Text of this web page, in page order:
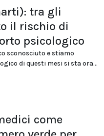
tra gli
il rischio di
psicologico
sconosciuto e stiamo
di questi mesi si sta ora...
come